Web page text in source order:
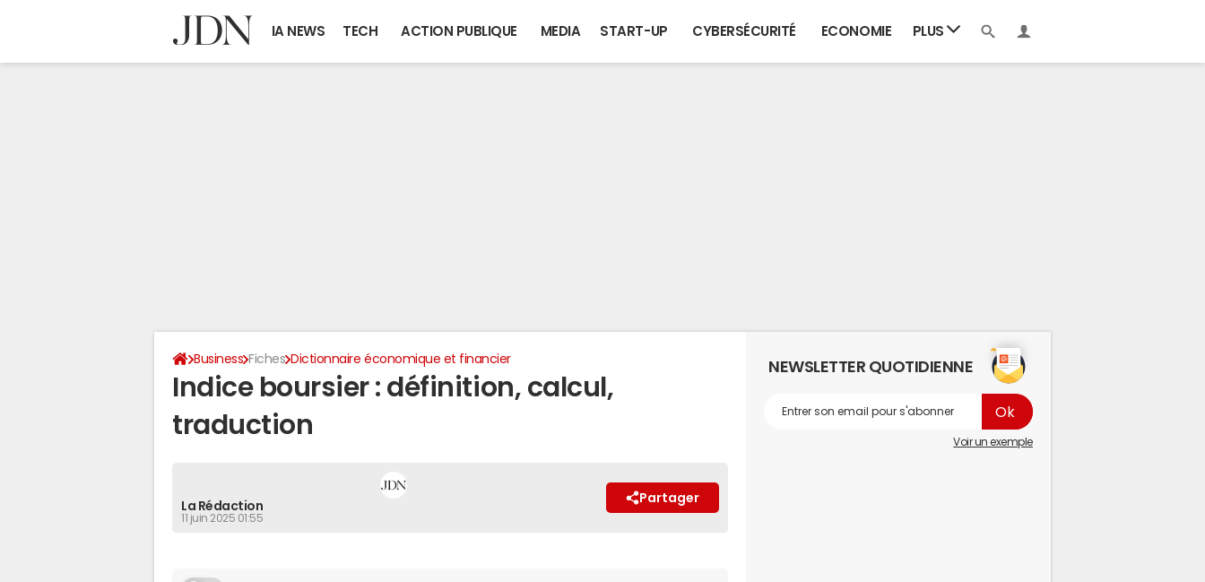
IA NEWS TECH ACTION PUBLIQUE MEDIA START-UP CYBERSÉCURITÉ ECONOMIE PLUS
Business Fiches Dictionnaire économique et financier
Indice boursier : définition, calcul,
traduction
La Rédaction
11 juin 2025 01:55
Partager
NEWSLETTER QUOTIDIENNE
Voir un exemple